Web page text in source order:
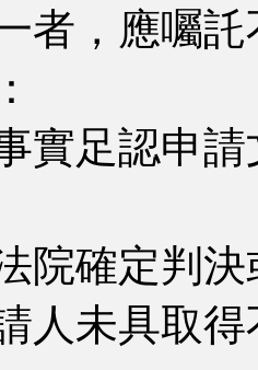
者，應囑
足認申請
確定判決
人未具取